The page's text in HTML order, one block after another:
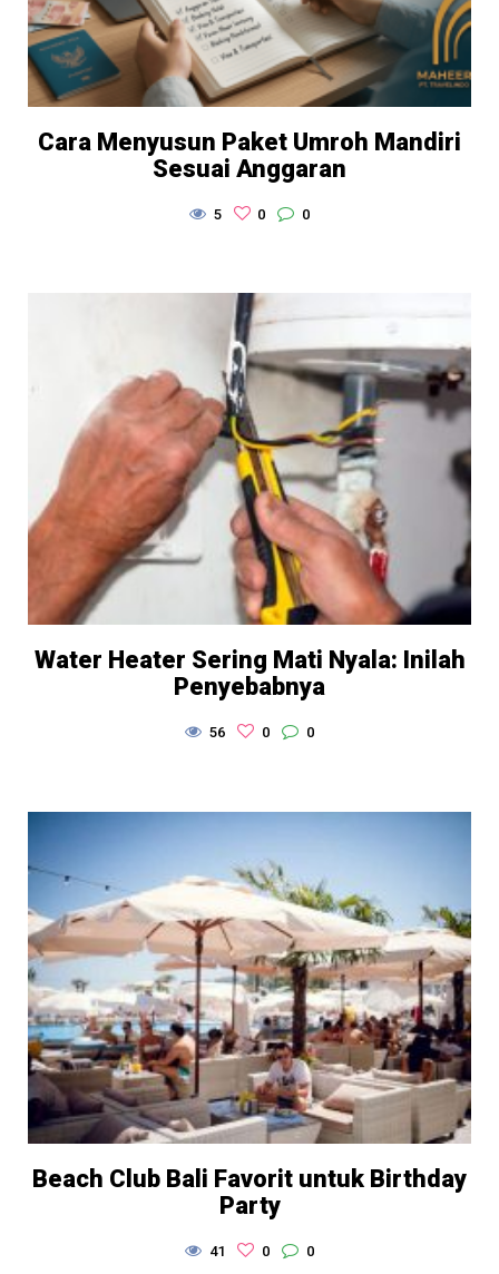
Cara Menyusun Paket Umroh Mandiri
Sesuai Anggaran
5 0 0
Water Heater Sering Mati Nyala: Inilah
Penyebabnya
56 0 0
Beach Club Bali Favorit untuk Birthday
Party
41 0 0